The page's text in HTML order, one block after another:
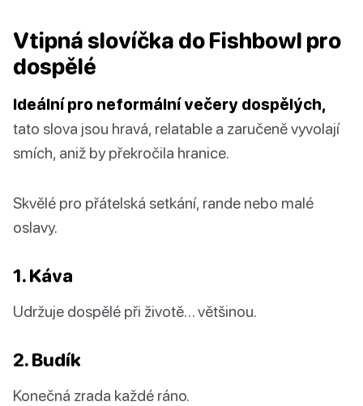
Vtipná slovíčka do Fishbowl pro
dospělé
Ideální pro neformální večery dospělých,
tato slova jsou hravá, relatable a zaručeně vyvolají
smích, aniž by překročila hranice.
Skvělé pro přátelská setkání, rande nebo malé
oslavy.
1. Káva
Udržuje dospělé při životě… většinou.
2. Budík
Konečná zrada každé ráno.